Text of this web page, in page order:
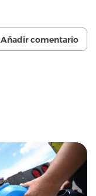
Añadir comentario